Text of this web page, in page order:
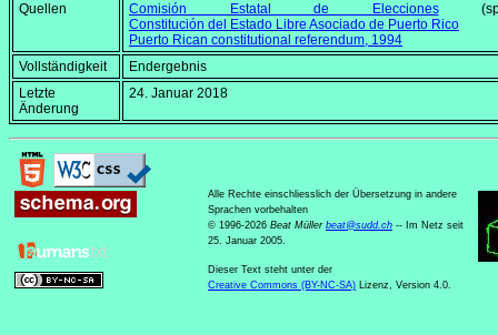
Quellen
Comisión Estatal de Elecciones
Constitución del Estado Libre Asociado de Puerto Rico
Puerto Rican constitutional referendum, 1994
Vollständigkeit
Endergebnis
Letzte
Änderung
24. Januar 2018
Alle Rechte einschliesslich der Übersetzung in andere
Sprachen vorbehalten
© 1996-2026 Beat Müller beat@sudd.ch -- Im Netz seit
25. Januar 2005.
Dieser Text steht unter der
Creative Commons (BY-NC-SA) Lizenz, Version 4.0.